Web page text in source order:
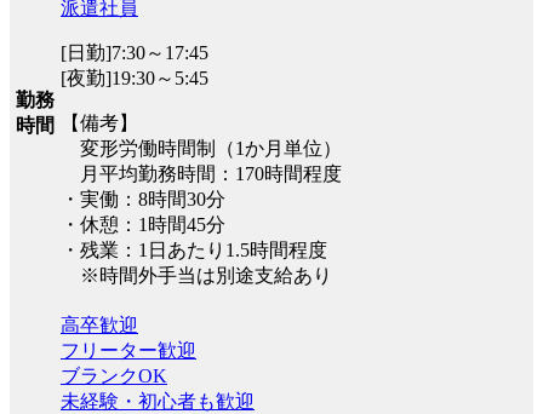
勤務
時間
派遣社員
[日勤]7:30～17:45
[夜勤]19:30～5:45
【備考】
変形労働時間制（1か月単位）
月平均勤務時間：170時間程度
・実働：8時間30分
・休憩：1時間45分
・残業：1日あたり1.5時間程度
※時間外手当は別途支給あり
高卒歓迎
フリーター歓迎
ブランクOK
未経験・初心者も歓迎